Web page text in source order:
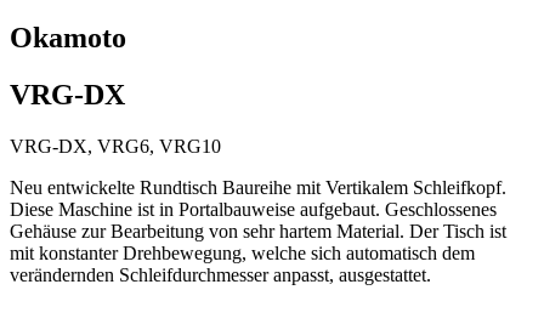
Okamoto
VRG-DX
VRG-DX, VRG6, VRG10
Neu entwickelte Rundtisch Baureihe mit Vertikalem Schleifkopf.
Diese Maschine ist in Portalbauweise aufgebaut. Geschlossenes
Gehäuse zur Bearbeitung von sehr hartem Material. Der Tisch ist
mit konstanter Drehbewegung, welche sich automatisch dem
verändernden Schleifdurchmesser anpasst, ausgestattet.